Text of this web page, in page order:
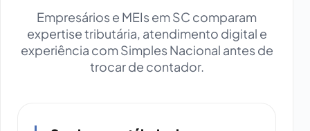
Empresários e MEIs em SC comparam
expertise tributária, atendimento digital e
experiência com Simples Nacional antes de
trocar de contador.